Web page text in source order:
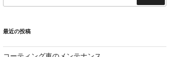
索
最近の投稿